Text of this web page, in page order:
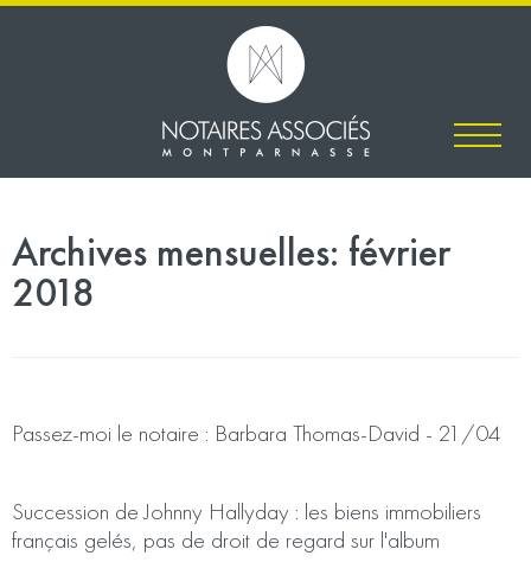
Archives mensuelles: février
2018
Passez-moi le notaire : Barbara Thomas-David - 21/04
Succession de Johnny Hallyday : les biens immobiliers
français gelés, pas de droit de regard sur l'album